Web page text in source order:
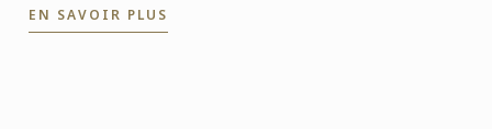
alliant ...
EN SAVOIR PLUS